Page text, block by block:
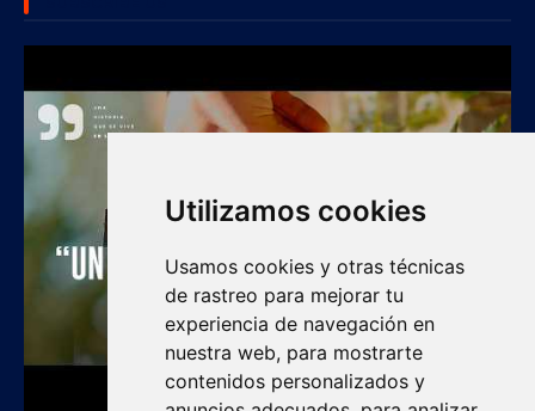
Utilizamos cookies
Usamos cookies y otras técnicas
de rastreo para mejorar tu
experiencia de navegación en
nuestra web, para mostrarte
contenidos personalizados y